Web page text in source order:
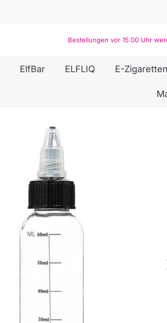
Bestellungen vor 15:00 Uhr
ElfBar ELFLIQ E-Zigaretten